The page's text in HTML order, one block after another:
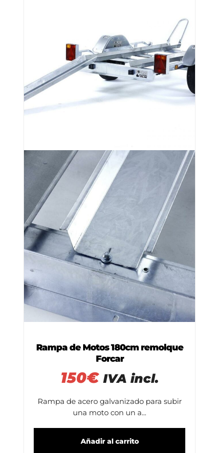
Rampa de Motos 180cm remolque
Forcar
150€ IVA incl.
Rampa de acero galvanizado para subir
una moto con un a...
Añadir al carrito